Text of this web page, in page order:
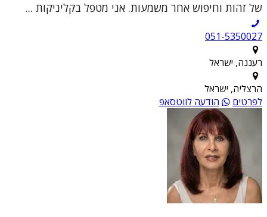
של זהות וחיפוש אחר משמעות. אני מטפל בקליניקות ...
051-5350027
רעננה, ישראל
הרצליה, ישראל
לפרטים
הודעה לווטסאפ